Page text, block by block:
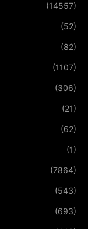
(14557)
(52)
(82)
(1107)
(306)
(21)
(62)
(1)
(7864)
(543)
(693)